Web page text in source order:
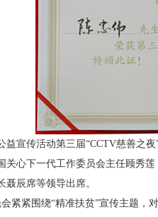
传活动第三届“CCTV慈善之夜
关心下一代工作委员会主任顾秀
辰席等领导出席。
紧围绕“精准扶贫”宣传主题，